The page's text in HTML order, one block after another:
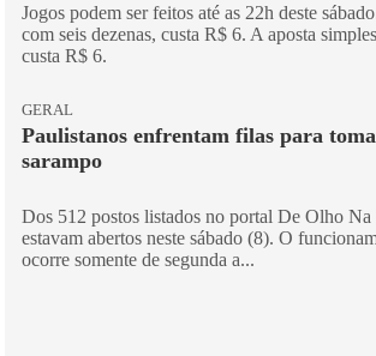
Jogos podem ser feitos até as 22h deste
com seis dezenas, custa R$ 6. A aposta
custa R$ 6.
GERAL
Paulistanos enfrentam filas para
sarampo
Dos 512 postos listados no portal De Olho Na
estavam abertos neste sábado (8). O
ocorre somente de segunda a...